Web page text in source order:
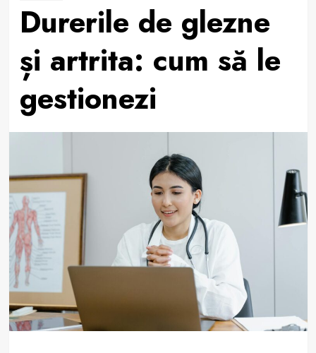
Durerile de glezne
și artrita: cum să le
gestionezi